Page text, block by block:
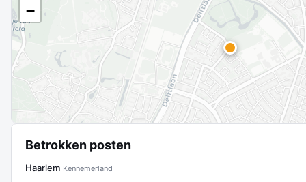
−
Betrokken posten
Haarlem Kennemerland